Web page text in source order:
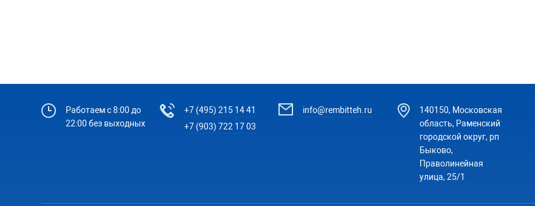
Работаем с 8:00 до
22:00 без выходных
+7 (495) 215 14 41
+7 (903) 722 17 03
info@rembitteh.ru
140150, Московская
область, Раменский
городской округ, рп
Быково,
Праволинейная
улица, 25/1